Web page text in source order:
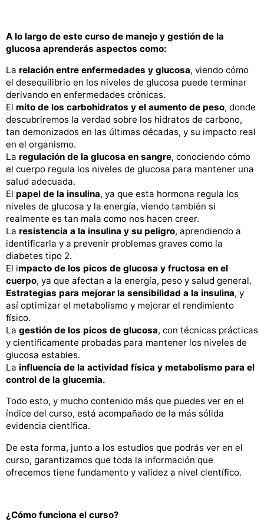
A lo largo de este curso de manejo y gestión de la
glucosa aprenderás aspectos como:
La relación entre enfermedades y glucosa, viendo cómo
el desequilibrio en los niveles de glucosa puede terminar
derivando en enfermedades crónicas.
El mito de los carbohidratos y el aumento de peso, donde
descubriremos la verdad sobre los hidratos de carbono,
tan demonizados en las últimas décadas, y su impacto real
en el organismo.
La regulación de la glucosa en sangre, conociendo cómo
el cuerpo regula los niveles de glucosa para mantener una
salud adecuada.
El papel de la insulina, ya que esta hormona regula los
niveles de glucosa y la energía, viendo también si
realmente es tan mala como nos hacen creer.
La resistencia a la insulina y su peligro, aprendiendo a
identificarla y a prevenir problemas graves como la
diabetes tipo 2.
El impacto de los picos de glucosa y fructosa en el
cuerpo, ya que afectan a la energía, peso y salud general.
Estrategias para mejorar la sensibilidad a la insulina, y
así optimizar el metabolismo y mejorar el rendimiento
físico.
La gestión de los picos de glucosa, con técnicas prácticas
y científicamente probadas para mantener los niveles de
glucosa estables.
La influencia de la actividad física y metabolismo para el
control de la glucemia.
Todo esto, y mucho contenido más que puedes ver en el
índice del curso, está acompañado de la más sólida
evidencia científica.
De esta forma, junto a los estudios que podrás ver en el
curso, garantizamos que toda la información que
ofrecemos tiene fundamento y validez a nivel científico.
¿Cómo funciona el curso?